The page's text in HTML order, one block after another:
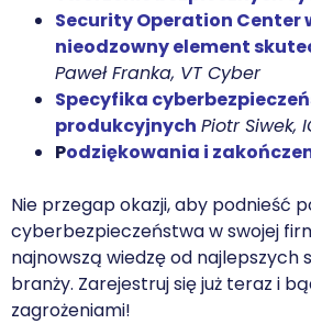
Security Operation Center
nieodzowny element
Paweł Franka, VT Cyber
Specyfika
produkcyjnych Piotr Siwek,
Podziękowania i
Nie przegap okazji, aby podnieść
cyberbezpieczeństwa w swojej
najnowszą wiedzę od najlepszych
branży. Zarejestruj się już teraz i
zagrożeniami!